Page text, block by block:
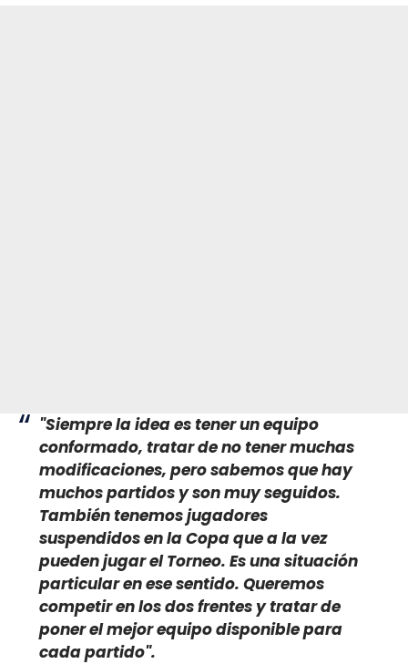
"Siempre la idea es tener un equipo
conformado, tratar de no tener muchas
modificaciones, pero sabemos que hay
muchos partidos y son muy seguidos.
También tenemos jugadores
suspendidos en la Copa que a la vez
pueden jugar el Torneo. Es una situación
particular en ese sentido. Queremos
competir en los dos frentes y tratar de
poner el mejor equipo disponible para
cada partido".